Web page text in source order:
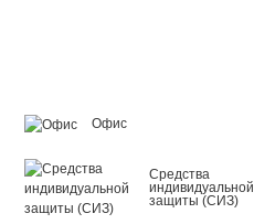
Офис
Средства
индивидуальной
защиты (СИЗ)